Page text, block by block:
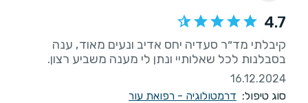
4.7
קיבלתי מד״ר סעדיה יחס אדיב ונעים מאוד, ענה
בסבלנות לכל שאלותיי ונתן לי מענה משביע רצון.
16.12.2024
סוג טיפול: דרמטולוגיה - רפואת עור